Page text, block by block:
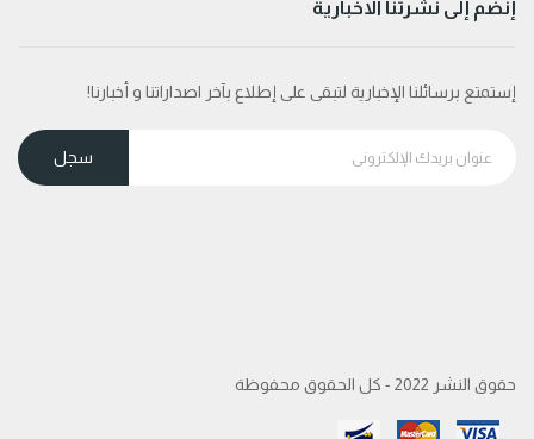
إنضم إلى نشرتنا الاخبارية
إستمتع برسائلنا الإخبارية لتبقى على إطلاع بآخر اصداراتنا و أخبارنا!
حقوق النشر 2022 - كل الحقوق محفوظة